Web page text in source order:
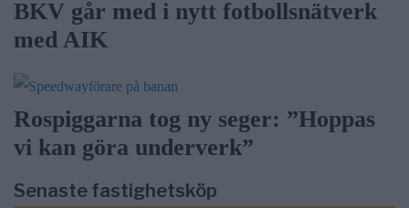
BKV går med i nytt fotbollsnätverk
med AIK
Rospiggarna tog ny seger: ”Hoppas
vi kan göra underverk”
Senaste fastighetsköp